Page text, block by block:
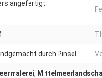
angefertigt
durch Pinsel
,